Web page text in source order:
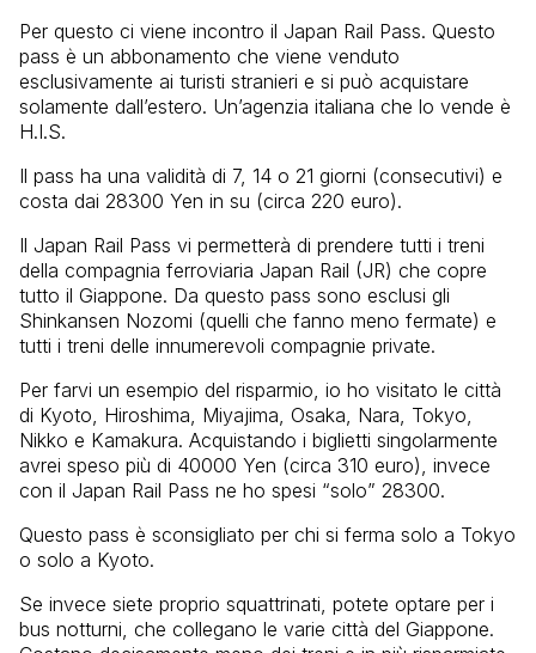
Per questo ci viene incontro il Japan Rail Pass. Questo
pass è un abbonamento che viene venduto
esclusivamente ai turisti stranieri e si può acquistare
solamente dall’estero. Un’agenzia italiana che lo vende è
H.I.S.
Il pass ha una validità di 7, 14 o 21 giorni (consecutivi) e
costa dai 28300 Yen in su (circa 220 euro).
Il Japan Rail Pass vi permetterà di prendere tutti i treni
della compagnia ferroviaria Japan Rail (JR) che copre
tutto il Giappone. Da questo pass sono esclusi gli
Shinkansen Nozomi (quelli che fanno meno fermate) e
tutti i treni delle innumerevoli compagnie private.
Per farvi un esempio del risparmio, io ho visitato le città
di Kyoto, Hiroshima, Miyajima, Osaka, Nara, Tokyo,
Nikko e Kamakura. Acquistando i biglietti singolarmente
avrei speso più di 40000 Yen (circa 310 euro), invece
con il Japan Rail Pass ne ho spesi “solo” 28300.
Questo pass è sconsigliato per chi si ferma solo a Tokyo
o solo a Kyoto.
Se invece siete proprio squattrinati, potete optare per i
bus notturni, che collegano le varie città del Giappone.